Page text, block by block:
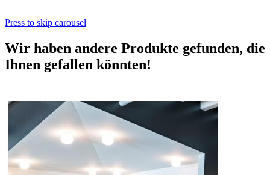
Press to skip carousel
Wir haben andere Produkte gefunden, die
Ihnen gefallen könnten!